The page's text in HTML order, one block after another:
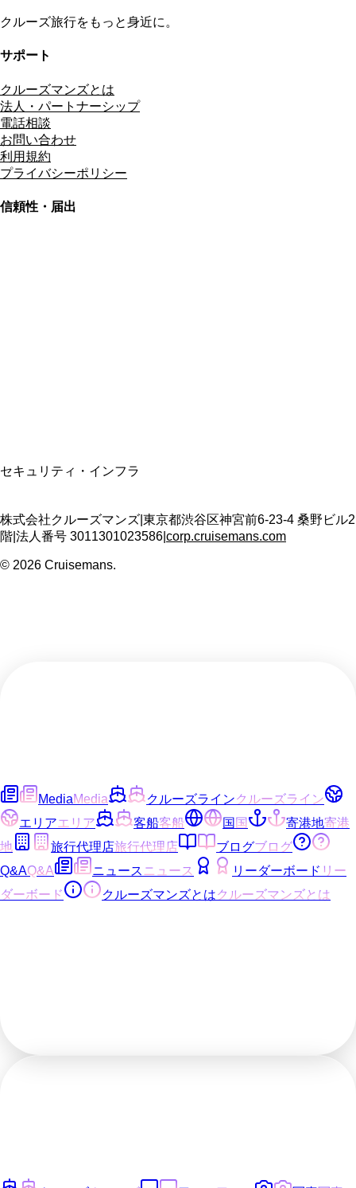
クルーズ旅行をもっと身近に。
サポート
クルーズマンズとは
法人・パートナーシップ
電話相談
お問い合わせ
利用規約
プライバシーポリシー
信頼性・届出
セキュリティ・インフラ
株式会社クルーズマンズ 東京都渋谷区神宮前6-23-4 桑野ビル2
階 法人番号 3011301023586 corp.cruisemans.com
© 2026 Cruisemans.
MediaMedia クルーズラインクルーズライン
エリアエリア 客船客船 国国 寄港地寄港
地
旅行代理店旅行代理店 ブログブログ
Q&AQ&A ニュース ニュース リーダーボード リー
ダーボード
クルーズマンズとはクルーズマンズとは